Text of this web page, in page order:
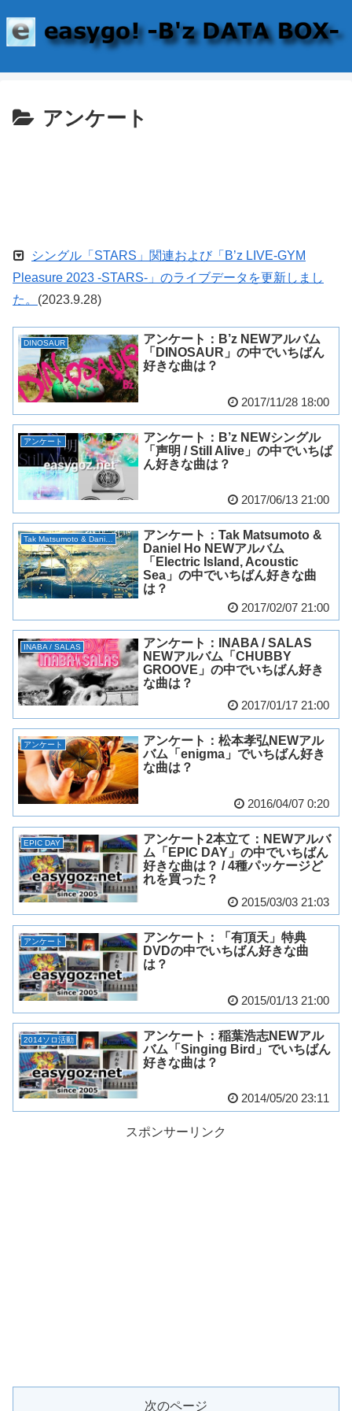
アンケート
シングル「STARS」関連および「B’z LIVE-GYM
Pleasure 2023 -STARS-」のライブデータを更新しまし
た。 (2023.9.28)
DINOSAUR
アンケート：B’z NEWアルバム
「DINOSAUR」の中でいちばん
好きな曲は？
2017/11/28 18:00
アンケート
アンケート：B’z NEWシングル
「声明 / Still Alive」の中でいちば
ん好きな曲は？
2017/06/13 21:00
Tak Matsumoto & Daniel Ho
アンケート：Tak Matsumoto &
Daniel Ho NEWアルバム
「Electric Island, Acoustic
Sea」の中でいちばん好きな曲
は？
2017/02/07 21:00
INABA / SALAS
アンケート：INABA / SALAS
NEWアルバム「CHUBBY
GROOVE」の中でいちばん好き
な曲は？
2017/01/17 21:00
アンケート
アンケート：松本孝弘NEWアル
バム「enigma」でいちばん好き
な曲は？
2016/04/07 0:20
EPIC DAY
アンケート2本立て：NEWアルバ
ム「EPIC DAY」の中でいちばん
好きな曲は？ / 4種パッケージど
れを買った？
2015/03/03 21:03
アンケート
アンケート：「有頂天」特典
DVDの中でいちばん好きな曲
は？
2015/01/13 21:00
2014ソロ活動
アンケート：稲葉浩志NEWアル
バム「Singing Bird」でいちばん
好きな曲は？
2014/05/20 23:11
スポンサーリンク
次のページ